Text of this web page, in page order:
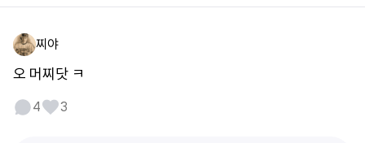
찌야
오 머찌닷 ㅋ
4 3